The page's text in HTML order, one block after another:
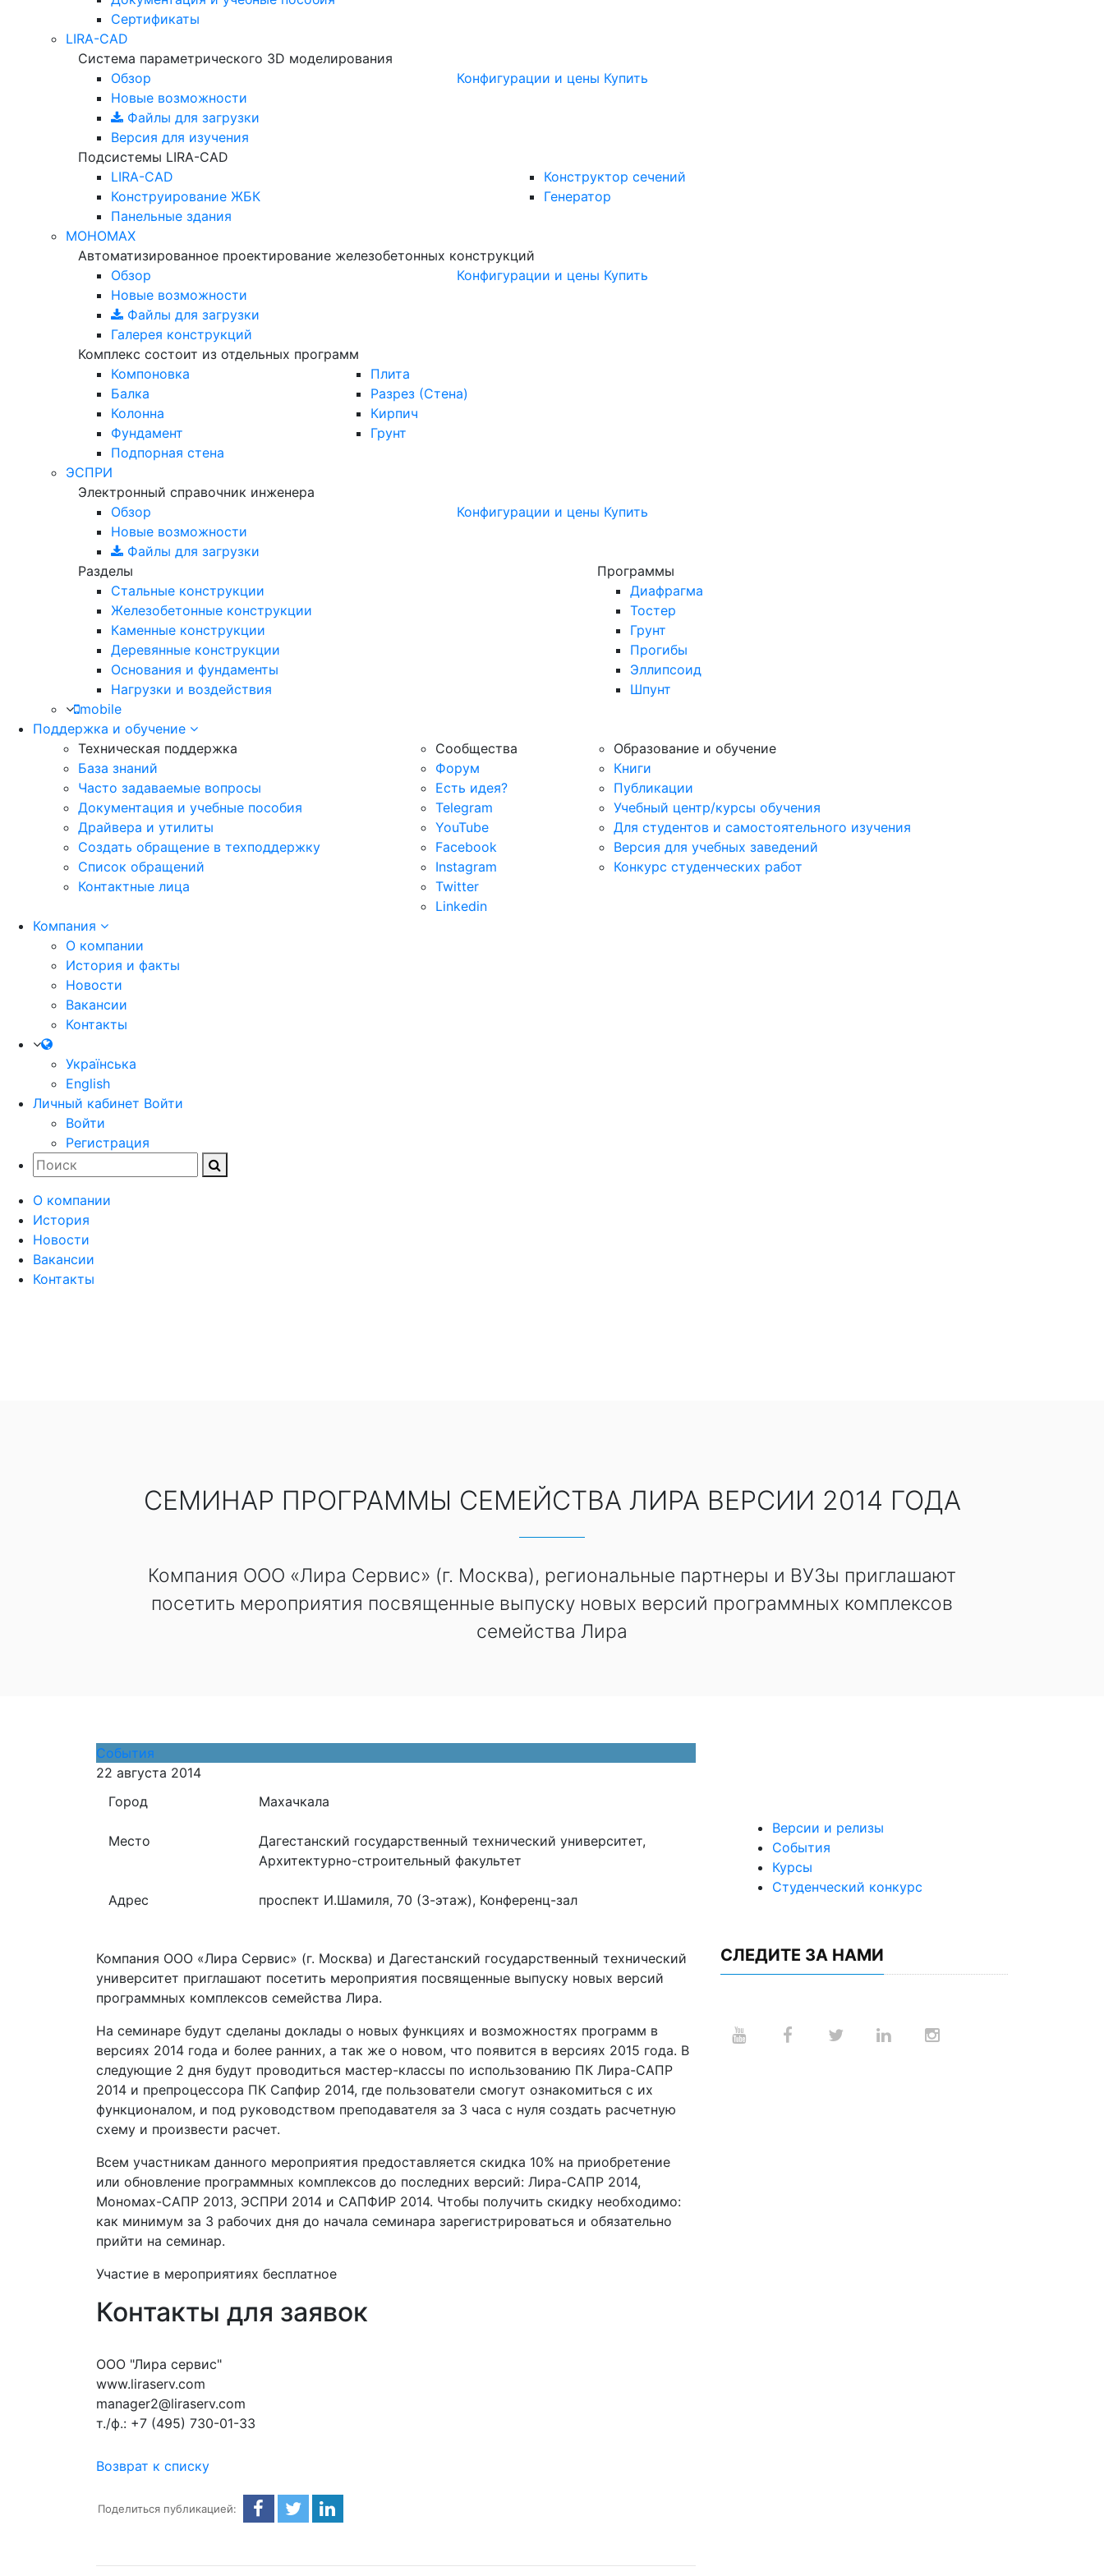
Сертификаты
LIRA-CAD
Система параметрического 3D моделирования
Обзор
Новые возможности
Файлы для загрузки
Версия для изучения
Конфигурации и цены Купить
Подсистемы LIRA-CAD
LIRA-CAD
Конструирование ЖБК
Панельные здания
Конструктор сечений
Генератор
МОНОМАХ
Автоматизированное проектирование железобетонных конструкций
Обзор
Новые возможности
Файлы для загрузки
Галерея конструкций
Конфигурации и цены Купить
Комплекс состоит из отдельных программ
Компоновка
Балка
Колонна
Фундамент
Подпорная стена
Плита
Разрез (Стена)
Кирпич
Грунт
ЭСПРИ
Электронный справочник инженера
Обзор
Новые возможности
Файлы для загрузки
Конфигурации и цены Купить
Разделы
Программы
Стальные конструкции
Железобетонные конструкции
Каменные конструкции
Деревянные конструкции
Основания и фундаменты
Нагрузки и воздействия
Диафрагма
Тостер
Грунт
Прогибы
Эллипсоид
Шпунт
mobile
Поддержка и обучение
Техническая поддержка
База знаний
Часто задаваемые вопросы
Документация и учебные пособия
Драйвера и утилиты
Создать обращение в техподдержку
Список обращений
Контактные лица
Сообщества
Форум
Есть идея?
Telegram
YouTube
Facebook
Instagram
Twitter
Linkedin
Образование и обучение
Книги
Публикации
Учебный центр/курсы обучения
Для студентов и самостоятельного изучения
Версия для учебных заведений
Конкурс студенческих работ
Компания
О компании
История и факты
Новости
Вакансии
Контакты
Українська
English
Личный кабинет Войти
Войти
Регистрация
О компании
История
Новости
Вакансии
Контакты
СЕМИНАР ПРОГРАММЫ СЕМЕЙСТВА ЛИРА ВЕРСИИ 2014 ГОДА
Компания ООО «Лира Сервис» (г. Москва), региональные партнеры и ВУЗы приглашают
посетить мероприятия посвященные выпуску новых версий программных комплексов
семейства Лира
События
22 августа 2014
Город
Махачкала
Место
Дагестанский государственный технический университет,
Архитектурно-строительный факультет
Адрес проспект И.Шамиля, 70 (3-этаж), Конференц-зал
Компания ООО «Лира Сервис» (г. Москва) и Дагестанский государственный технический
университет приглашают посетить мероприятия посвященные выпуску новых версий
программных комплексов семейства Лира.
На семинаре будут сделаны доклады о новых функциях и возможностях программ в
версиях 2014 года и более ранних, а так же о новом, что появится в версиях 2015 года. В
следующие 2 дня будут проводиться мастер-классы по использованию ПК Лира-САПР
2014 и препроцессора ПК Сапфир 2014, где пользователи смогут ознакомиться с их
функционалом, и под руководством преподавателя за 3 часа с нуля создать расчетную
схему и произвести расчет.
Всем участникам данного мероприятия предоставляется скидка 10% на приобретение
или обновление программных комплексов до последних версий: Лира-САПР 2014,
Мономах-САПР 2013, ЭСПРИ 2014 и САПФИР 2014. Чтобы получить скидку необходимо:
как минимум за 3 рабочих дня до начала семинара зарегистрироваться и обязательно
прийти на семинар.
Участие в мероприятиях бесплатное
Контакты для заявок
ООО "Лира сервис"
www.liraserv.com
manager2@liraserv.com
т./ф.: +7 (495) 730-01-33
Возврат к списку
Поделиться публикацией:
Версии и релизы
События
Курсы
Студенческий конкурс
СЛЕДИТЕ ЗА НАМИ